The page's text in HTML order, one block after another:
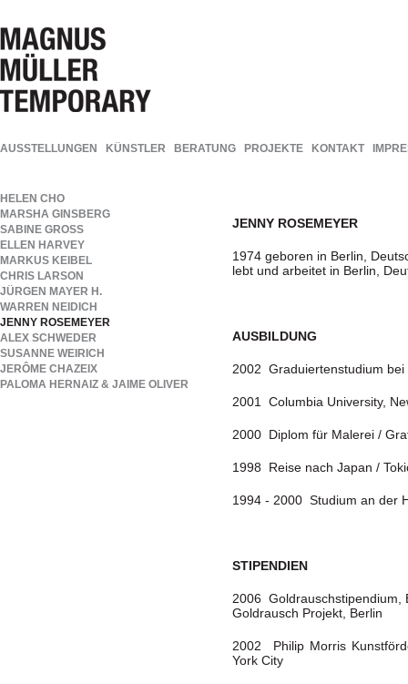
AUSSTELLUNGEN KÜNSTLER BERATUNG PROJEKTE KONTAKT
HELEN CHO
MARSHA GINSBERG
SABINE GROSS
ELLEN HARVEY
MARKUS KEIBEL
CHRIS LARSON
JÜRGEN MAYER H.
WARREN NEIDICH
JENNY ROSEMEYER
ALEX SCHWEDER
SUSANNE WEIRICH
JERÔME CHAZEIX
PALOMA HERNAIZ & JAIME OLIVER
JENNY ROSEMEYER
1974 geboren in Berlin,
lebt und arbeitet in Berlin,
AUSBILDUNG
2002 Graduiertenstudium bei
2001 Columbia University,
2000 Diplom für Malerei /
1998 Reise nach Japan /
1994 - 2000 Studium an der
STIPENDIEN
2006 Goldrauschstipendium,
Goldrausch Projekt, Berlin
2002 Philip Morris
York City